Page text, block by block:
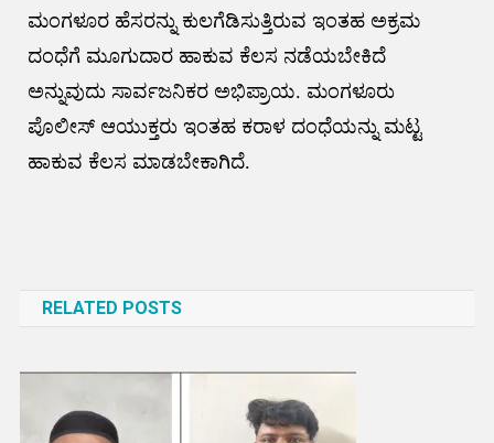
ಮಂಗಳೂರ ಹೆಸರನ್ನು ಕುಲಗೆಡಿಸುತ್ತಿರುವ ಇಂತಹ ಅಕ್ರಮ
ದಂಧೆಗೆ ಮೂಗುದಾರ ಹಾಕುವ ಕೆಲಸ ನಡೆಯಬೇಕಿದೆ
ಅನ್ನುವುದು ಸಾರ್ವಜನಿಕರ ಅಭಿಪ್ರಾಯ. ಮಂಗಳೂರು
ಪೊಲೀಸ್ ಆಯುಕ್ತರು ಇಂತಹ ಕರಾಳ ದಂಧೆಯನ್ನು ಮಟ್ಟ
ಹಾಕುವ ಕೆಲಸ ಮಾಡಬೇಕಾಗಿದೆ.
RELATED POSTS